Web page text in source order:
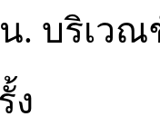
น. บริเว
ง